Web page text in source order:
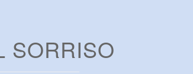
SORRISO